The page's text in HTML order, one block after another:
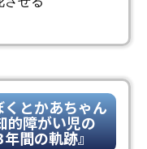
とかあちゃん
的障がい児の
間の軌跡』